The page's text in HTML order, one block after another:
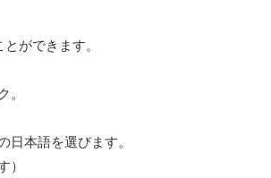
ができます。
。
日本語を選びます。
）